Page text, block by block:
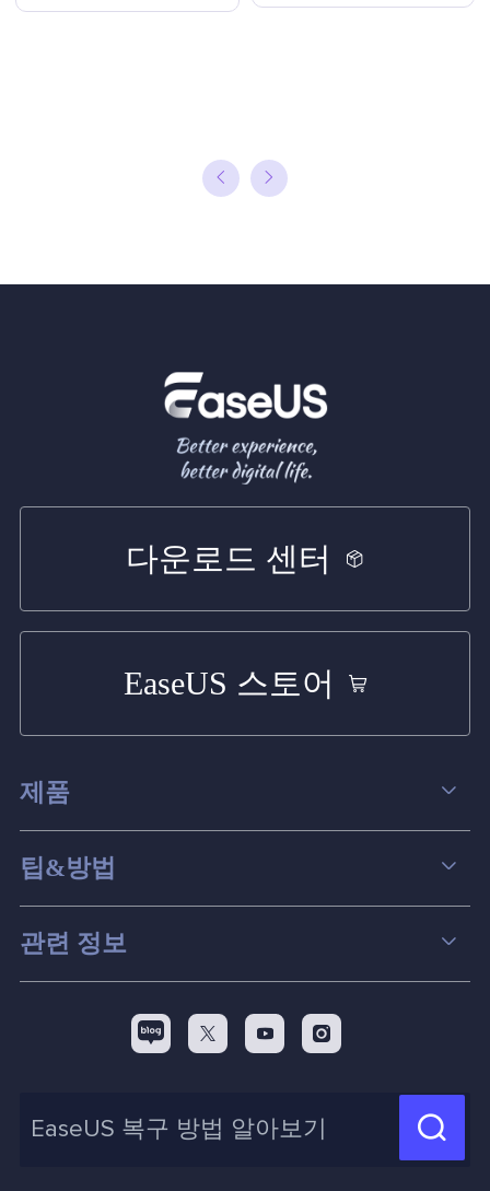
다운로드 센터
EaseUS 스토어
제품
데이터 복구
파티션 관리
스크린 레코더
백업&복원
신제품 New
팁&방법
컴퓨터 데이터 복구 팁
맥 데이터 복구 팁
디스크 파티션 팁
화면 녹화 팁
관련 정보
리셀러
  
